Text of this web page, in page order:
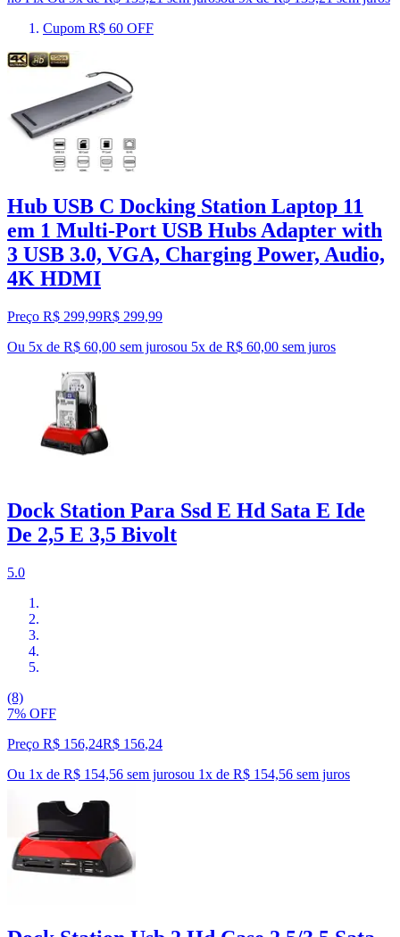
Cupom R$ 60 OFF
Hub USB C Docking Station Laptop 11
em 1 Multi-Port USB Hubs Adapter with
3 USB 3.0, VGA, Charging Power, Audio,
4K HDMI
Preço R$ 299,99R$ 299,99
Ou 5x de R$ 60,00 sem jurosou 5x de R$ 60,00 sem juros
Dock Station Para Ssd E Hd Sata E Ide
De 2,5 E 3,5 Bivolt
5.0
(8)
7% OFF
Preço R$ 156,24R$ 156,24
Ou 1x de R$ 154,56 sem jurosou 1x de R$ 154,56 sem juros